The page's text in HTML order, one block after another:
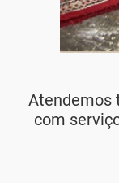
Atendemos
com